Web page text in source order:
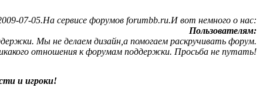
07-05.На сервисе форумов forumbb.ru.И вот немного о нас:
Пользователям:
Мы не делаем дизайн,а помогаем раскручивать форум.
отношения к форумам поддержки. Просьба не путать!
и игроки!